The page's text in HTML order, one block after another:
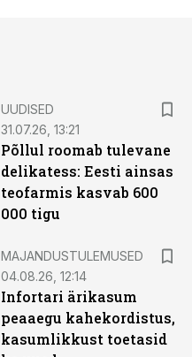
UUDISED
31.07.26, 13:21
Põllul roomab tulevane
delikatess: Eesti ainsas
teofarmis kasvab 600
000 tigu
MAJANDUSTULEMUSED
04.08.26, 12:14
Infortari ärikasum
peaaegu kahekordistus,
kasumlikkust toetasid